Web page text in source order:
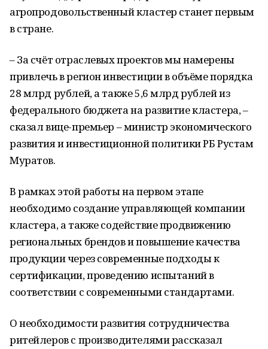
агропродовольственный кластер станет первым
в стране.
– За счёт отраслевых проектов мы намерены
привлечь в регион инвестиции в объёме порядка
28 млрд рублей, а также 5,6 млрд рублей из
федерального бюджета на развитие кластера, –
сказал вице-премьер – министр экономического
развития и инвестиционной политики РБ Рустам
Муратов.
В рамках этой работы на первом этапе
необходимо создание управляющей компании
кластера, а также содействие продвижению
региональных брендов и повышение качества
продукции через современные подходы к
сертификации, проведению испытаний в
соответствии с современными стандартами.
О необходимости развития сотрудничества
ритейлеров с производителями рассказал